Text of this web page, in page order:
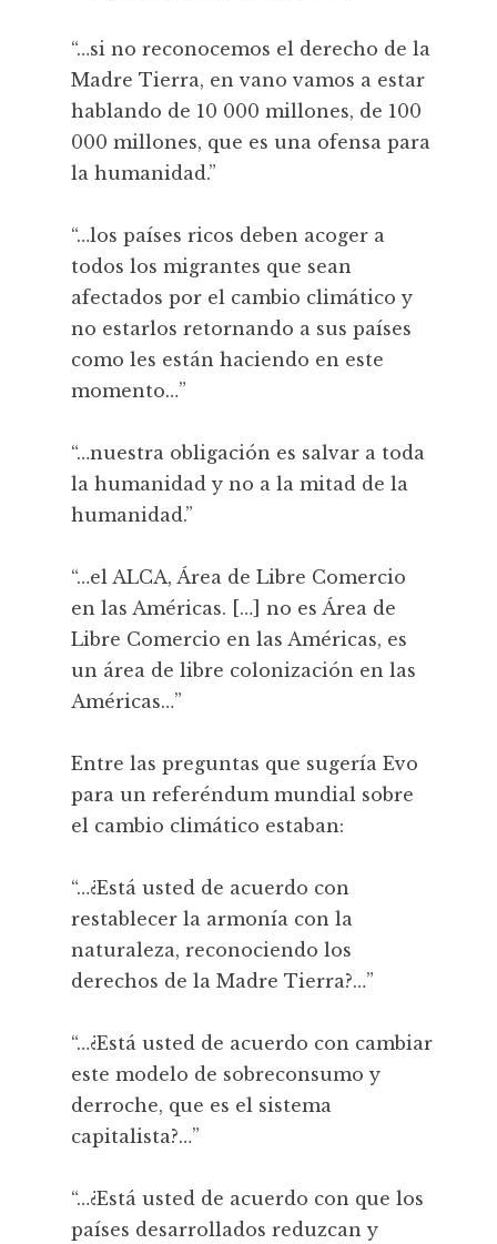
“…si no reconocemos el derecho de la
Madre Tierra, en vano vamos a estar
hablando de 10 000 millones, de 100
000 millones, que es una ofensa para
la humanidad.”
“…los países ricos deben acoger a
todos los migrantes que sean
afectados por el cambio climático y
no estarlos retornando a sus países
como les están haciendo en este
momento…”
“…nuestra obligación es salvar a toda
la humanidad y no a la mitad de la
humanidad.”
“…el ALCA, Área de Libre Comercio
en las Américas. […] no es Área de
Libre Comercio en las Américas, es
un área de libre colonización en las
Américas…”
Entre las preguntas que sugería Evo
para un referéndum mundial sobre
el cambio climático estaban:
“…¿Está usted de acuerdo con
restablecer la armonía con la
naturaleza, reconociendo los
derechos de la Madre Tierra?…”
“…¿Está usted de acuerdo con cambiar
este modelo de sobreconsumo y
derroche, que es el sistema
capitalista?…”
“…¿Está usted de acuerdo con que los
países desarrollados reduzcan y